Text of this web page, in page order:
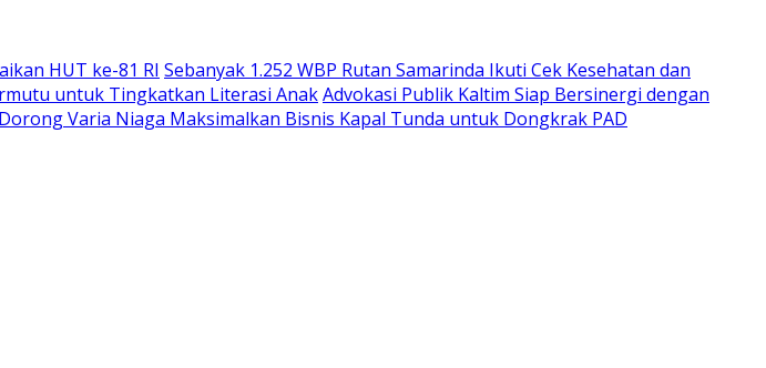
HUT ke-81 RI Sebanyak 1.252 WBP Rutan Samarinda Ikuti Cek Kesehatan dan
untuk Tingkatkan Literasi AnakAdvokasi Publik Kaltim Siap Bersinergi dengan
Varia Niaga Maksimalkan Bisnis Kapal Tunda untuk Dongkrak PAD